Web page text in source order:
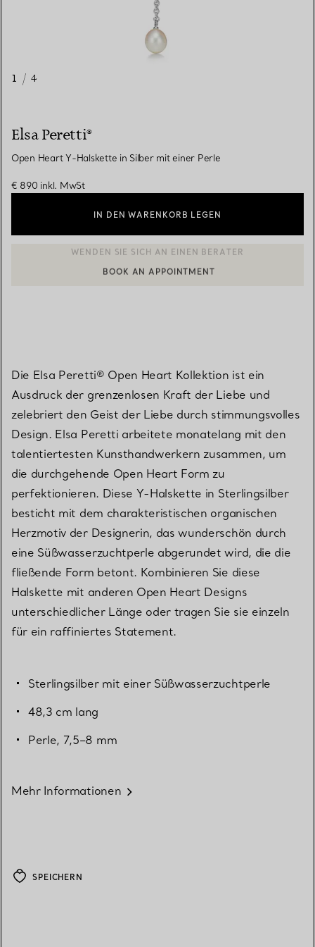
1 / 4
Elsa Peretti®
Open Heart Y-Halskette in Silber mit einer Perle
€ 890 inkl. MwSt
IN DEN WARENKORB LEGEN
EINEN KUNDENBERATER KONTAKTIEREN ODER EINEN
Die Elsa Peretti® Open Heart Kollektion ist ein
Ausdruck der grenzenlosen Kraft der Liebe und
zelebriert den Geist der Liebe durch stimmungsvolles
Design. Elsa Peretti arbeitete monatelang mit den
talentiertesten Kunsthandwerkern zusammen, um
die durchgehende Open Heart Form zu
perfektionieren. Diese Y-Halskette in Sterlingsilber
besticht mit dem charakteristischen organischen
Herzmotiv der Designerin, das wunderschön durch
eine Süßwasserzuchtperle abgerundet wird, die die
fließende Form betont. Kombinieren Sie diese
Halskette mit anderen Open Heart Designs
unterschiedlicher Länge oder tragen Sie sie einzeln
für ein raffiniertes Statement.
Sterlingsilber mit einer Süßwasserzuchtperle
48,3 cm lang
Perle, 7,5–8 mm
Mehr Informationen
SPEICHERN